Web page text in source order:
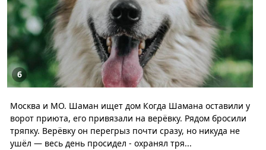
6
Москва и МО. Шаман ищет дом Когда Шамана оставили у
ворот приюта, его привязали на верёвку. Рядом бросили
тряпку. Верёвку он перегрыз почти сразу, но никуда не
ушёл — весь день просидел - охранял тря...